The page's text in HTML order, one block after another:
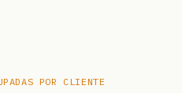
POR CLIENTE